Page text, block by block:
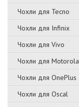
Чохли для Tecno
Чохли для Infinix
Чохли для Vivo
Чохли для Motorola
Чохли для OnePlus
Чохли для Oscal